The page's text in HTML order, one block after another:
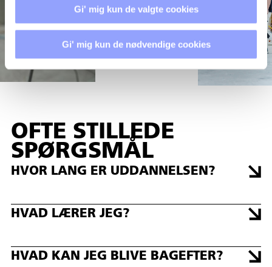
Gi' mig kun de valgte cookies
Gi' mig kun de nødvendige cookies
OFTE STILLEDE
SPØRGSMÅL
HVOR LANG ER UDDANNELSEN?
HVAD LÆRER JEG?
HVAD KAN JEG BLIVE BAGEFTER?